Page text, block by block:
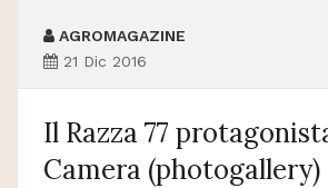
AGROMAGAZINE
21 Dic 2016
Il Razza 77
Camera (photogallery)